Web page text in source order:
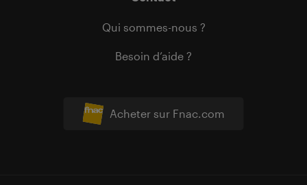
Acheter sur Fnac.com
Qui sommes-nous ?
Besoin d’aide ?